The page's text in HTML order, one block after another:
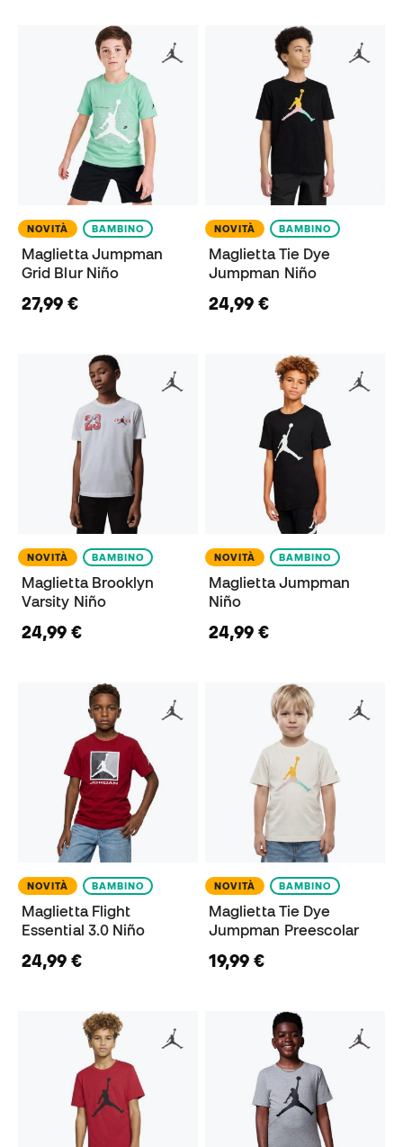
NOVITÀ BAMBINO
Maglietta Jumpman
Grid Blur Niño
27,99 €
NOVITÀ BAMBINO
Maglietta Tie Dye
Jumpman Niño
24,99 €
NOVITÀ BAMBINO
Maglietta Brooklyn
Varsity Niño
24,99 €
NOVITÀ BAMBINO
Maglietta Jumpman
Niño
24,99 €
NOVITÀ BAMBINO
Maglietta Flight
Essential 3.0 Niño
24,99 €
NOVITÀ BAMBINO
Maglietta Tie Dye
Jumpman Preescolar
19,99 €